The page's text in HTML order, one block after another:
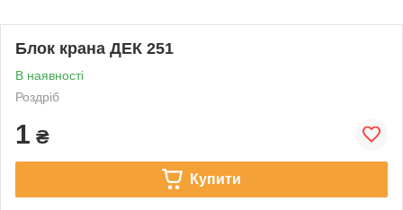
Блок крана ДЕК 251
В наявності
Роздріб
1 ₴
Купити